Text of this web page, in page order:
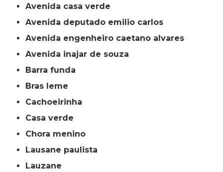
avenida casa verde
avenida deputado emilio carlos
avenida engenheiro caetano alvares
avenida inajar de souza
barra funda
bras leme
cachoeirinha
casa verde
chora menino
lausane paulista
lauzane